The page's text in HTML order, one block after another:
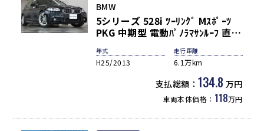
BMW
5シリーズ 528i ﾂｰﾘﾝｸﾞ Mｽﾎﾟｰﾂ
PKG 中期型 電動ﾊﾟﾉﾗﾏｻﾝﾙｰﾌ 直4ﾀ
ｰﾎﾞ搭載 黒革 ｼｰﾄﾋｰﾀｰ 純正ﾅﾋﾞ地
ﾃﾞｼﾞ Bｶﾒﾗ＆PDC ｺﾝﾌｫｰﾄA ﾊﾟﾜｰﾄﾗ
ﾝｸ ﾊﾞｲｷｾﾉﾝHL 純正18ｲﾝﾁAW
年式
H25/2013
走行距離
6.1万km
支払総額： 134.8 万円
車両本体価格： 118万円